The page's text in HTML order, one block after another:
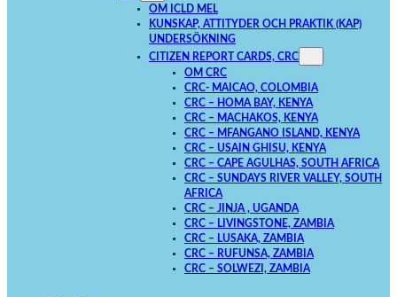
OM ICLD MEL
KUNSKAP, ATTITYDER OCH PRAKTIK (KAP)
UNDERSÖKNING
CITIZEN REPORT CARDS, CRC
OM CRC
CRC- MAICAO, COLOMBIA
CRC – HOMA BAY, KENYA
CRC – MACHAKOS, KENYA
CRC – MFANGANO ISLAND, KENYA
CRC – USAIN GHISU, KENYA
CRC – CAPE AGULHAS, SOUTH AFRICA
CRC – SUNDAYS RIVER VALLEY, SOUTH
AFRICA
CRC – JINJA , UGANDA
CRC – LIVINGSTONE, ZAMBIA
CRC – LUSAKA, ZAMBIA
CRC – RUFUNSA, ZAMBIA
CRC – SOLWEZI, ZAMBIA